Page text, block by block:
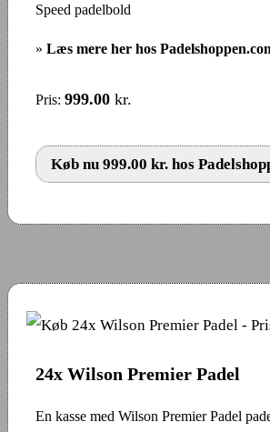
Speed padelbold
» Læs mere her hos
Pris: 999.00 kr.
Køb nu 999.00 kr. hos
24x Wilson Premier Padel
En kasse med Wilson Premier Padel